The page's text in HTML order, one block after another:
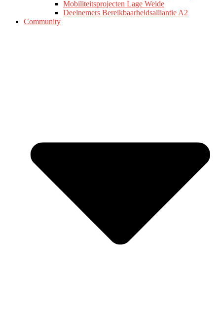
Mobiliteitsprojecten Lage Weide
Deelnemers Bereikbaarheidsalliantie A2
Community